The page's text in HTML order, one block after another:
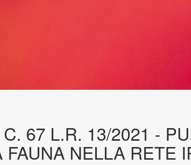
C. 67 L.R. 13/2021 -
FAUNA NELLA RETE